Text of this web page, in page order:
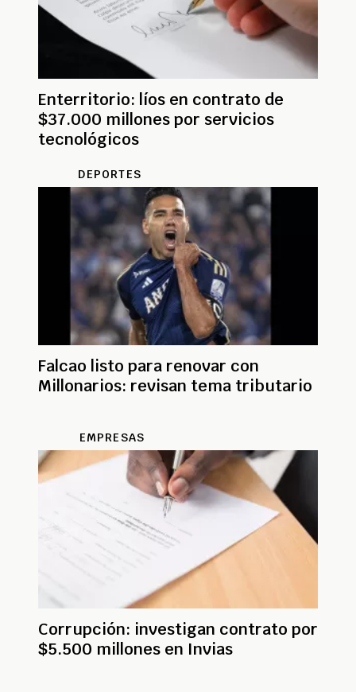
Enterritorio: líos en contrato de
$37.000 millones por servicios
tecnológicos
DEPORTES
Falcao listo para renovar con
Millonarios: revisan tema tributario
EMPRESAS
Corrupción: investigan contrato por
$5.500 millones en Invias